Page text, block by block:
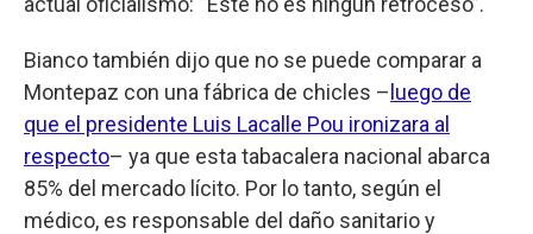
Bianco también dijo que no se puede comparar a
Montepaz con una fábrica de chicles –luego de
que el presidente Luis Lacalle Pou ironizara al
respecto– ya que esta tabacalera nacional abarca
85% del mercado lícito. Por lo tanto, según el
médico, es responsable del daño sanitario y